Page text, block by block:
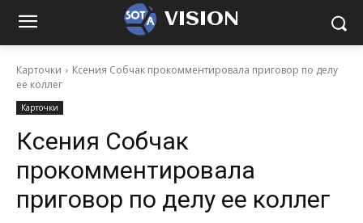
VISION
Карточки
Ксения Собчак прокомментировала приговор по делу
ее коллег
Карточки
Ксения Собчак
прокомментировала
приговор по делу ее коллег